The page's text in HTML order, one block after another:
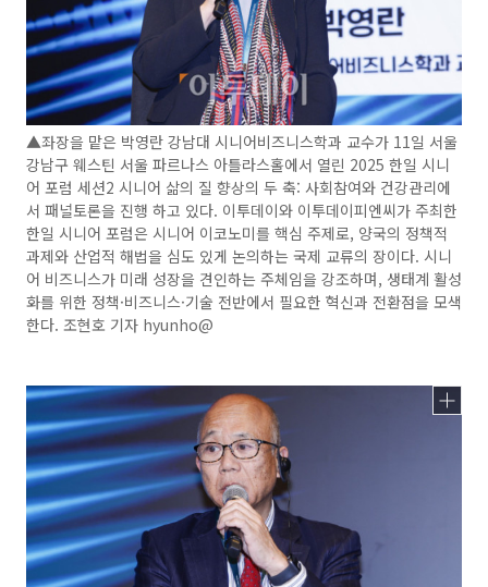
▲좌장을 맡은 박영란 강남대 시니어비즈니스학과 교수가 11일 서울
강남구 웨스틴 서울 파르나스 아틀라스홀에서 열린 2025 한일 시니
어 포럼 세션2 시니어 삶의 질 향상의 두 축: 사회참여와 건강관리에
서 패널토론을 진행 하고 있다. 이투데이와 이투데이피엔씨가 주최한
한일 시니어 포럼은 시니어 이코노미를 핵심 주제로, 양국의 정책적
과제와 산업적 해법을 심도 있게 논의하는 국제 교류의 장이다. 시니
어 비즈니스가 미래 성장을 견인하는 주체임을 강조하며, 생태계 활성
화를 위한 정책·비즈니스·기술 전반에서 필요한 혁신과 전환점을 모색
한다. 조현호 기자 hyunho@